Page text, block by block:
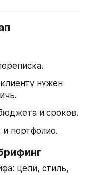
нужен
и сроков.
и портфолио.
цели, стиль,